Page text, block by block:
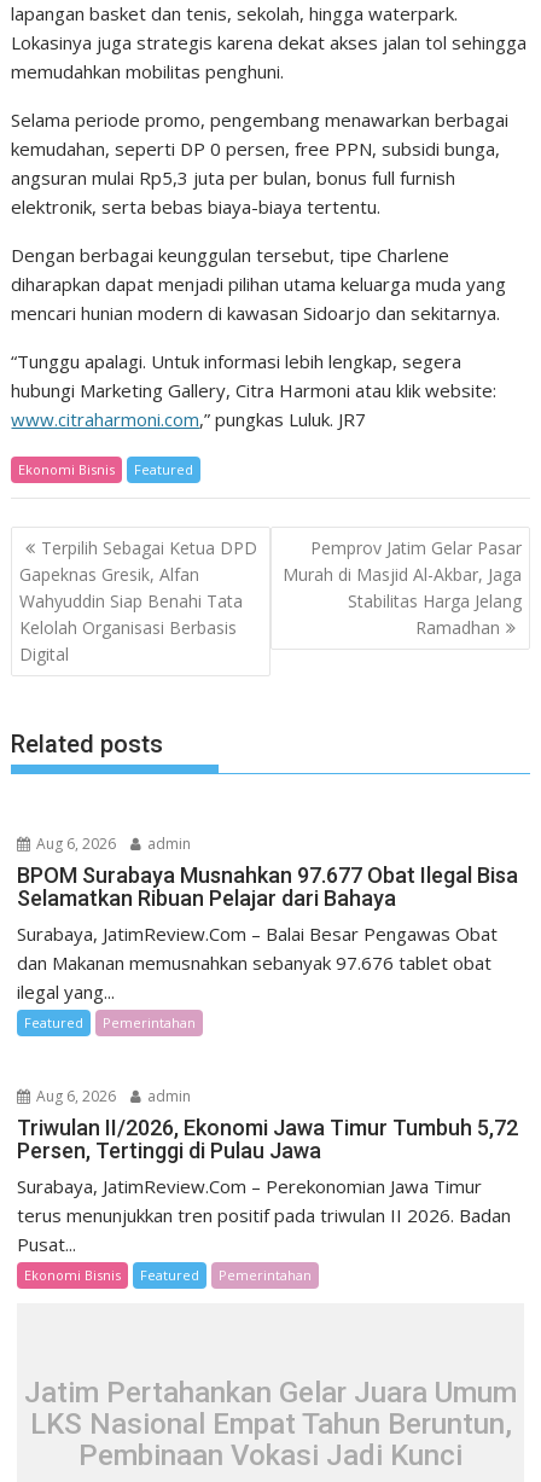
lapangan basket dan tenis, sekolah, hingga waterpark.
Lokasinya juga strategis karena dekat akses jalan tol sehingga
memudahkan mobilitas penghuni.
Selama periode promo, pengembang menawarkan berbagai
kemudahan, seperti DP 0 persen, free PPN, subsidi bunga,
angsuran mulai Rp5,3 juta per bulan, bonus full furnish
elektronik, serta bebas biaya-biaya tertentu.
Dengan berbagai keunggulan tersebut, tipe Charlene
diharapkan dapat menjadi pilihan utama keluarga muda yang
mencari hunian modern di kawasan Sidoarjo dan sekitarnya.
“Tunggu apalagi. Untuk informasi lebih lengkap, segera
hubungi Marketing Gallery, Citra Harmoni atau klik website:
www.citraharmoni.com,” pungkas Luluk. JR7
Ekonomi Bisnis Featured
Post
navigation
Terpilih Sebagai Ketua DPD
Gapeknas Gresik, Alfan
Wahyuddin Siap Benahi Tata
Kelolah Organisasi Berbasis
Digital
Pemprov Jatim Gelar Pasar
Murah di Masjid Al-Akbar, Jaga
Stabilitas Harga Jelang
Ramadhan
Related posts
Aug 6, 2026 admin
BPOM Surabaya Musnahkan 97.677 Obat Ilegal Bisa
Selamatkan Ribuan Pelajar dari Bahaya
Surabaya, JatimReview.Com – Balai Besar Pengawas Obat
dan Makanan memusnahkan sebanyak 97.676 tablet obat
ilegal yang...
Featured Pemerintahan
Aug 6, 2026 admin
Triwulan II/2026, Ekonomi Jawa Timur Tumbuh 5,72
Persen, Tertinggi di Pulau Jawa
Surabaya, JatimReview.Com – Perekonomian Jawa Timur
terus menunjukkan tren positif pada triwulan II 2026. Badan
Pusat...
Ekonomi Bisnis Featured Pemerintahan
Jatim Pertahankan Gelar Juara Umum
LKS Nasional Empat Tahun Beruntun,
Pembinaan Vokasi Jadi Kunci